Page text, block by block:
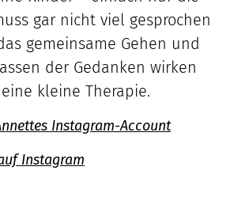
gar nicht viel gesprochen
gemeinsame Gehen und
der Gedanken wirken
kleine Therapie.
Instagram-Account
Instagram